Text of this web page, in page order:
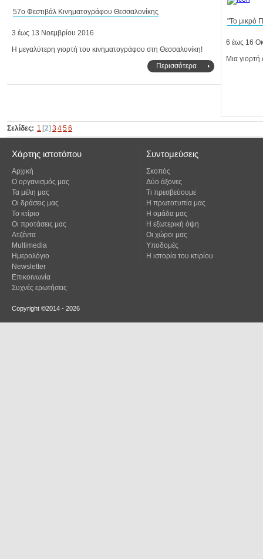
57o Φεστιβάλ Κινηματογράφου Θεσσαλονίκης
3 έως 13 Νοεμβρίου 2016
Η μεγαλύτερη γιορτή του κινηματογράφου στη Θεσσαλονίκη!
Περισσότερα
"Το μικρό
6 έως 16
Μια
Σελίδες: 1 [2] 3456
Χάρτης ιστοτόπου
Αρχική
Ο οργανισμός μας
Τα μέλη μας
Οι δράσεις μας
Το κτίριο
Οι προτάσεις μας
Ατζέντα
Multimedia
Ημερολόγιο
Newsletter
Επικοινωνία
Συχνές ερωτήσεις
Συντομεύσεις
Σκοπός
Δύο άξονες
Τι πρεσβεύουμε
Η πρωτοτυπία μας
Η ομάδα μας
Η εξωτερική όψη
Οι χώροι μας
Υποδομές
Η ιστορία του κτιρίου
Copyright ©2014 - 2026